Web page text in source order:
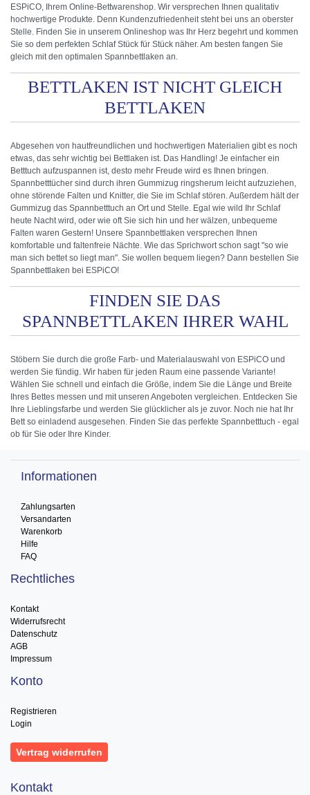
ESPiCO, Ihrem Online-Bettwarenshop. Wir versprechen Ihnen qualitativ
hochwertige Produkte. Denn Kundenzufriedenheit steht bei uns an oberster
Stelle. Finden Sie in unserem Onlineshop was Ihr Herz begehrt und kommen
Sie so dem perfekten Schlaf Stück für Stück näher. Am besten fangen Sie
gleich mit den optimalen Spannbettlaken an.
BETTLAKEN IST NICHT GLEICH
BETTLAKEN
Abgesehen von hautfreundlichen und hochwertigen Materialien gibt es noch
etwas, das sehr wichtig bei Bettlaken ist. Das Handling! Je einfacher ein
Betttuch aufzuspannen ist, desto mehr Freude wird es Ihnen bringen.
Spannbetttücher sind durch ihren Gummizug ringsherum leicht aufzuziehen,
ohne störende Falten und Knitter, die Sie im Schlaf stören. Außerdem hält der
Gummizug das Spannbetttuch an Ort und Stelle. Egal wie wild Ihr Schlaf
heute Nacht wird, oder wie oft Sie sich hin und her wälzen, unbequeme
Falten waren Gestern! Unsere Spannbettlaken versprechen Ihnen
komfortable und faltenfreie Nächte. Wie das Sprichwort schon sagt "so wie
man sich bettet so liegt man". Sie wollen bequem liegen? Dann bestellen Sie
Spannbettlaken bei ESPiCO!
FINDEN SIE DAS
SPANNBETTLAKEN IHRER WAHL
Stöbern Sie durch die große Farb- und Materialauswahl von ESPiCO und
werden Sie fündig. Wir haben für jeden Raum eine passende Variante!
Wählen Sie schnell und einfach die Größe, indem Sie die Länge und Breite
Ihres Bettes messen und mit unseren Angeboten vergleichen. Entdecken Sie
Ihre Lieblingsfarbe und werden Sie glücklicher als je zuvor. Noch nie hat Ihr
Bett so einladend ausgesehen. Finden Sie das perfekte Spannbetttuch - egal
ob für Sie oder Ihre Kinder.
Informationen
Zahlungsarten
Versandarten
Warenkorb
Hilfe
FAQ
Rechtliches
Kontakt
Widerrufsrecht
Datenschutz
AGB
Impressum
Konto
Registrieren
Login
Vertrag widerrufen
Kontakt